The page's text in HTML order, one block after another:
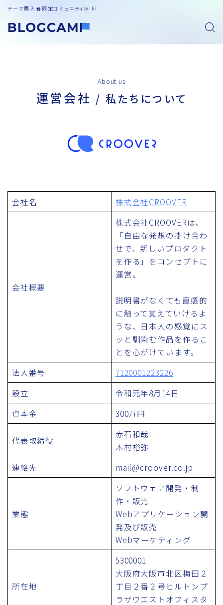
テーマ購入者限定コミュニティwiki
About us
運営会社 / 私たちについて
会社名 株式会社CROOVER
会社概要
株式会社CROOVERは、
「自由な発想の掛け合わ
せで、新しいプロダクト
を作る」をコンセプトに
運営。
説明書がなくても直感的
に触って覚えていけるよ
うな、日本人の感覚にス
ッと馴染む作品を作るこ
とを心がけています。
法人番号
7120001223226
設立
令和元年8月14日
資本金
300万円
代表取締役
赤石和哉
木村裕弥
連絡先
mail@croover.co.jp
業態
ソフトウェア開発・制
作・販売
Webアプリケーション開
発及び販売
Webマーケティング
所在地
5300001
大阪府大阪市北区梅田２
丁目２番２号ヒルトンプ
ラザウエストオフィスタ